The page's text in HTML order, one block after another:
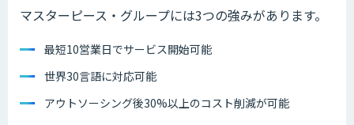
マスターピース・グループには3つの強みがあります。
最短10営業日でサービス開始可能
世界30言語に対応可能
アウトソーシング後30%以上のコスト削減が可能